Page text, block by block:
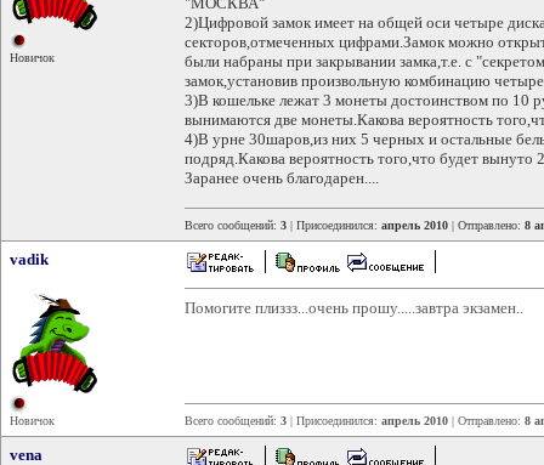
Новичок
2)Цифровой замок имеет на общей оси четыре
секторов,отмеченных цифрами.Замок можно
были набраны при закрывании замка,т.е. с
замок,установив произвольную комбинацию
3)В кошельке лежат 3 монеты достоинством по 10
вынимаются две монеты.Какова вероятность
4)В урне 30шаров,из них 5 черных и остальные
подряд.Какова вероятность того,что будет
Заранее очень благодарен....
Всего сообщений: 3 | Присоединился: апрель 2010 | Отправлено: 8
vadik
Новичок
Помогите плиззз...очень прошу.....завтра экзамен..
Всего сообщений: 3 | Присоединился: апрель 2010 | Отправлено: 8
vena